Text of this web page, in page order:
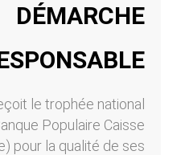
DÉMARCHE
le trophée national
Populaire Caisse
pour la qualité de ses